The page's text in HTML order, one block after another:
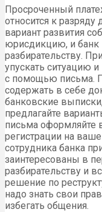
Просроченный
относится к разряду
вариант развития
юрисдикцию, и банк
разбирательству.
упускать ситуацию
с помощью письма.
содержать в себе
банковские
предлагайте
письма оформляйте
регистрации на
сотрудника банка
заинтересованы в
разбирательству и
решение по
надо знать свои
избегать общения.